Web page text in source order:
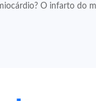
O infarto do